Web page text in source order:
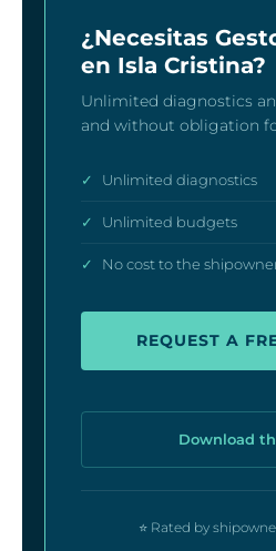
¿Necesitas
en Isla Cristina?
Unlimited diagnostics
and without obligation
✓ Unlimited diagnostics
✓ Unlimited budgets
✓ No cost to the
REQUEST A
Download
⭐ Rated by